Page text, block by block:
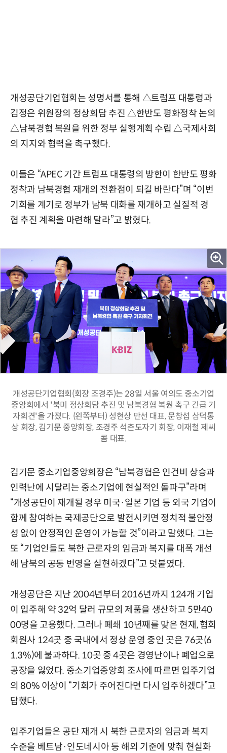
개성공단기업협회는 성명서를 통해 △트럼프 대통령과
김정은 위원장의 정상회담 추진 △한반도 평화정착 논의
△남북경협 복원을 위한 정부 실행계획 수립 △국제사회
의 지지와 협력을 촉구했다.
이들은 “APEC 기간 트럼프 대통령의 방한이 한반도 평화
정착과 남북경협 재개의 전환점이 되길 바란다”며 “이번
기회를 계기로 정부가 남북 대화를 재개하고 실질적 경
협 추진 계획을 마련해 달라”고 밝혔다.
개성공단기업협회(회장 조경주)는 28일 서울 여의도 중소기업
중앙회에서 '북미 정상회담 추진 및 남북경협 복원 촉구 긴급 기
자회견'을 가졌다. (왼쪽부터) 성현상 만선 대표, 문창섭 삼덕통
상 회장, 김기문 중앙회장, 조경주 석촌도자기 회장, 이재철 제씨
콤 대표.
김기문 중소기업중앙회장은 “남북경협은 인건비 상승과
인력난에 시달리는 중소기업에 현실적인 돌파구”라며
“개성공단이 재개될 경우 미국·일본 기업 등 외국 기업이
함께 참여하는 국제공단으로 발전시키면 정치적 불안정
성 없이 안정적인 운영이 가능할 것”이라고 말했다. 그는
또 “기업인들도 북한 근로자의 임금과 복지를 대폭 개선
해 남북의 공동 번영을 실현하겠다”고 덧붙였다.
개성공단은 지난 2004년부터 2016년까지 124개 기업
이 입주해 약 32억 달러 규모의 제품을 생산하고 5만40
00명을 고용했다. 그러나 폐쇄 10년째를 맞은 현재, 협회
회원사 124곳 중 국내에서 정상 운영 중인 곳은 76곳(6
1.3%)에 불과하다. 10곳 중 4곳은 경영난이나 폐업으로
공장을 잃었다. 중소기업중앙회 조사에 따르면 입주기업
의 80% 이상이 “기회가 주어진다면 다시 입주하겠다”고
답했다.
입주기업들은 공단 재개 시 북한 근로자의 임금과 복지
수준을 베트남·인도네시아 등 해외 기준에 맞춰 현실화